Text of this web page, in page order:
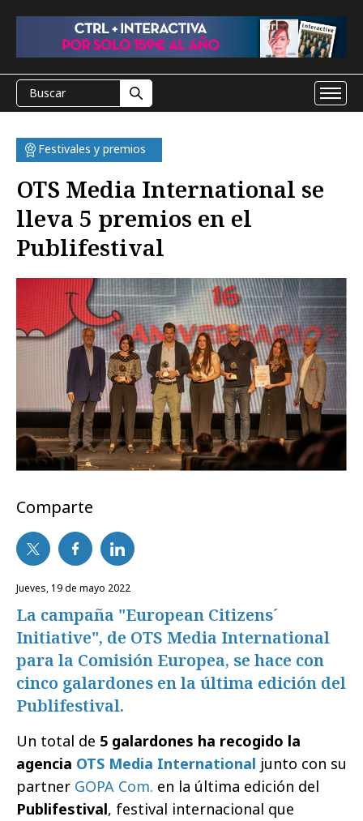
Festivales y premios
OTS Media International se
lleva 5 premios en el
Publifestival
Comparte
jueves, 19 de mayo 2022
La campaña "European Citizens´
Initiative", de OTS Media International
para la Comisión Europea, se hace con
cinco galardones en la última edición del
Publifestival.
Un total de 5 galardones ha recogido la
agencia OTS Media International junto con su
partner GOPA Com. en la última edición del
Publifestival, festival internacional que